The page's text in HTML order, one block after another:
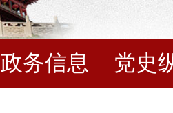
政务信息 党史